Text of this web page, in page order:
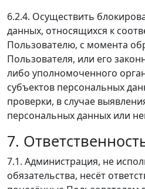
6.2.4. Осуществить
данных, относящихся к
Пользователю, с момента
Пользователя, или его
либо уполномоченного
субъектов персональных
проверки, в случае
персональных данных или
7.
7.1. Администрация, не
обязательства, несёт